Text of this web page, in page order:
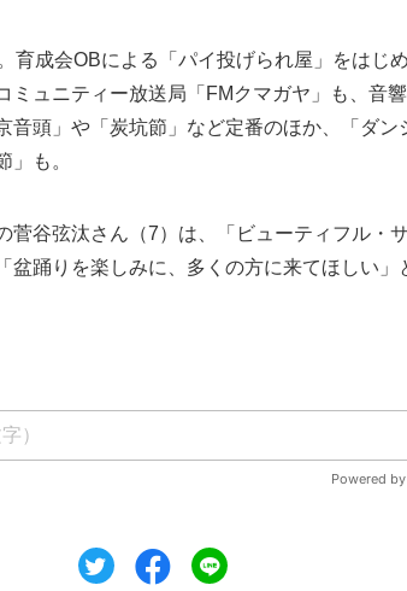
成会OBによる「パイ投げられ屋」をはじ
ミュニティー放送局「FMクマガヤ」も、音
頭」や「炭坑節」など定番のほか、「ダン
」も。
谷弦汰さん（7）は、「ビューティフル・
盆踊りを楽しみに、多くの方に来てほしい」
ツイートシェア